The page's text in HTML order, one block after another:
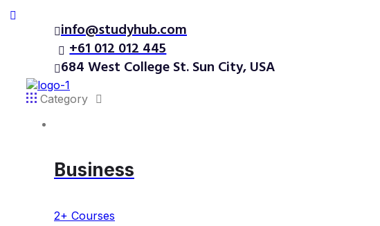
info@studyhub.com
+61 012 012 445
684 West College St. Sun City, USA
Category
Business
2+ Courses